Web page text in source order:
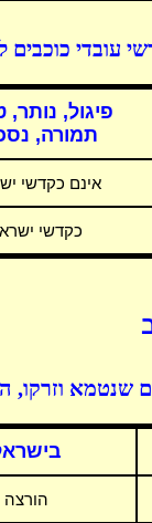
עובדי כוכבים
פיגול,
תמורה,
אינם כקדשי
כקדשי
שנטמא וזרקו,
הורצה